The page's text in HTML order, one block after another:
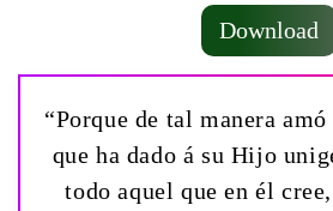
Download
“Porque de tal manera
que ha dado á su Hijo
todo aquel que en él